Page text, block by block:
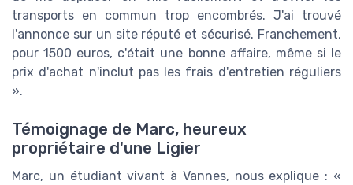
transports en commun trop encombrés. J'ai trouvé
l'annonce sur un site réputé et sécurisé. Franchement,
pour 1500 euros, c'était une bonne affaire, même si le
prix d'achat n'inclut pas les frais d'entretien réguliers
».
Témoignage de Marc, heureux
propriétaire d'une Ligier
Marc, un étudiant vivant à Vannes, nous explique : «